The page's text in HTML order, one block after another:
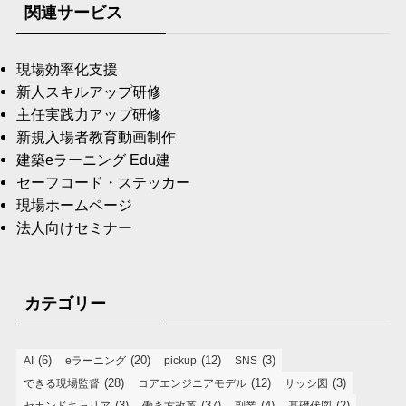
関連サービス
現場効率化支援
新人スキルアップ研修
主任実践力アップ研修
新規入場者教育動画制作
建築eラーニング Edu建
セーフコード・ステッカー
現場ホームページ
法人向けセミナー
カテゴリー
AI (6) eラーニング (20) pickup (12) SNS (3)
できる現場監督 (28) コアエンジニアモデル (12) サッシ図 (3)